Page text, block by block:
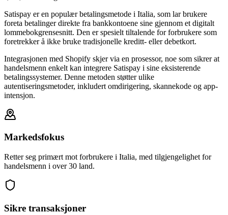
Satispay er en populær betalingsmetode i Italia, som lar brukere
foreta betalinger direkte fra bankkontoene sine gjennom et digitalt
lommebokgrensesnitt. Den er spesielt tiltalende for forbrukere som
foretrekker å ikke bruke tradisjonelle kreditt- eller debetkort.
Integrasjonen med Shopify skjer via en prosessor, noe som sikrer at
handelsmenn enkelt kan integrere Satispay i sine eksisterende
betalingssystemer. Denne metoden støtter ulike
autentiseringsmetoder, inkludert omdirigering, skannekode og app-
intensjon.
Markedsfokus
Retter seg primært mot forbrukere i Italia, med tilgjengelighet for
handelsmenn i over 30 land.
Sikre transaksjoner